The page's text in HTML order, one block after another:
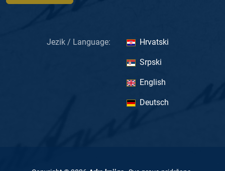
Jezik / Language: Hrvatski
Srpski
English
Deutsch